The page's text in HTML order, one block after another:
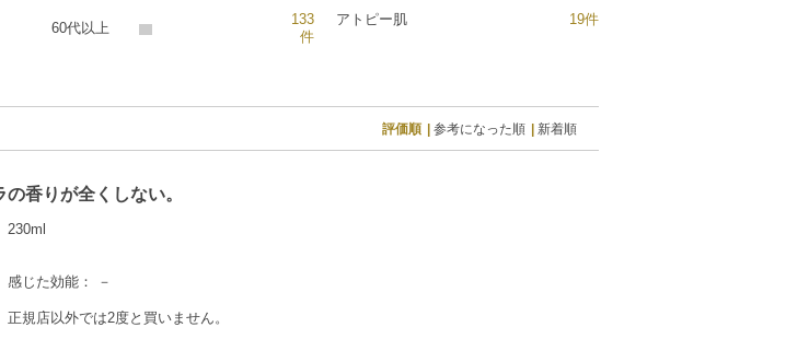
60代以上
133
件
アトピー肌
19件
評価順 参考になった順 新着順
香りが全くしない。
230ml
感じた効能： －
正規店以外では2度と買いません。